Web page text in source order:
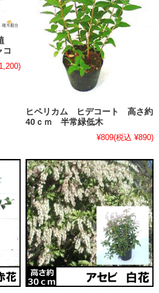
ヒペリカム ヒデコート 高さ約
40ｃｍ 半常緑低木
¥809(税込 ¥890)